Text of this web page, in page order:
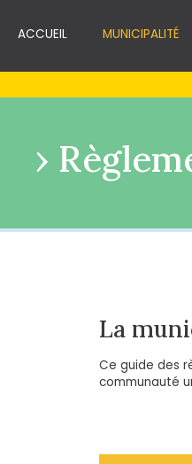
ACCUEIL MUNICIPALITÉ
La
Ce guide des
communauté